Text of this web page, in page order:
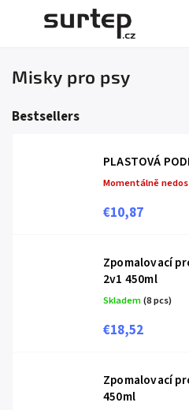
Misky pro psy
Bestsellers
PLASTOVÁ
Momentálně
€10,87
Zpomalovací
2v1 450ml
Skladem(8 pcs)
€18,52
Zpomalovací
450ml